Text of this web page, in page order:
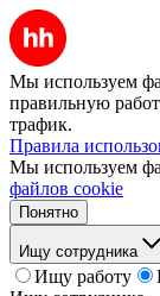
Мы используем
правильную
трафик.
Правила
Мы используем
файлов cookie
Понятно
Ищу сотрудника
Ищу работу